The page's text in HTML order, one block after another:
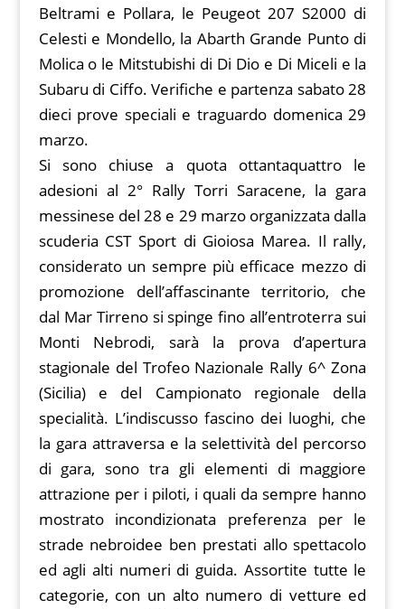
Beltrami e Pollara, le Peugeot 207 S2000 di
Celesti e Mondello, la Abarth Grande Punto di
Molica o le Mitstubishi di Di Dio e Di Miceli e la
Subaru di Ciffo. Verifiche e partenza sabato 28
dieci prove speciali e traguardo domenica 29
marzo.
Si sono chiuse a quota ottantaquattro le
adesioni al 2° Rally Torri Saracene, la gara
messinese del 28 e 29 marzo organizzata dalla
scuderia CST Sport di Gioiosa Marea. Il rally,
considerato un sempre più efficace mezzo di
promozione dell’affascinante territorio, che
dal Mar Tirreno si spinge fino all’entroterra sui
Monti Nebrodi, sarà la prova d’apertura
stagionale del Trofeo Nazionale Rally 6^ Zona
(Sicilia) e del Campionato regionale della
specialità. L’indiscusso fascino dei luoghi, che
la gara attraversa e la selettività del percorso
di gara, sono tra gli elementi di maggiore
attrazione per i piloti, i quali da sempre hanno
mostrato incondizionata preferenza per le
strade nebroidee ben prestati allo spettacolo
ed agli alti numeri di guida. Assortite tutte le
categorie, con un alto numero di vetture ed